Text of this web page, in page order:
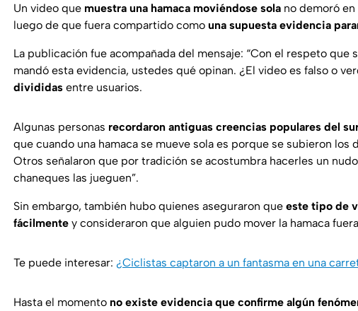
Un video que muestra una hamaca moviéndose sola no demoró en
luego de que fuera compartido como una supuesta evidencia
La publicación fue acompañada del mensaje: “Con el respeto que
mandó esta evidencia, ustedes qué opinan. ¿El video es falso o
divididas entre usuarios.
Algunas personas recordaron antiguas creencias populares del
que cuando una hamaca se mueve sola es porque se subieron los
Otros señalaron que por tradición se acostumbra hacerles un
chaneques las jueguen”.
Sin embargo, también hubo quienes aseguraron que este tipo de
fácilmente y consideraron que alguien pudo mover la hamaca
Te puede interesar: ¿Ciclistas captaron a un fantasma en una
Hasta el momento no existe evidencia que confirme algún